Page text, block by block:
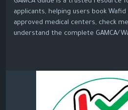
applicants, helping users book
approved medical centers, check
understand the complete GAMCA/